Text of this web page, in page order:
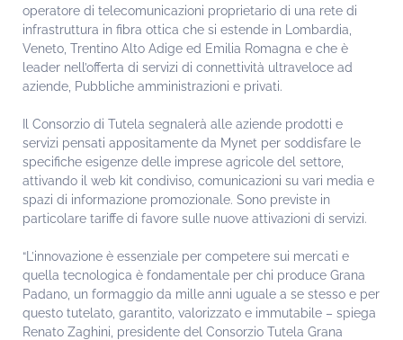
operatore di telecomunicazioni proprietario di una rete di
infrastruttura in fibra ottica che si estende in Lombardia,
Veneto, Trentino Alto Adige ed Emilia Romagna e che è
leader nell’offerta di servizi di connettività ultraveloce ad
aziende, Pubbliche amministrazioni e privati.
Il Consorzio di Tutela segnalerà alle aziende prodotti e
servizi pensati appositamente da Mynet per soddisfare le
specifiche esigenze delle imprese agricole del settore,
attivando il web kit condiviso, comunicazioni su vari media e
spazi di informazione promozionale. Sono previste in
particolare tariffe di favore sulle nuove attivazioni di servizi.
“L’innovazione è essenziale per competere sui mercati e
quella tecnologica è fondamentale per chi produce Grana
Padano, un formaggio da mille anni uguale a se stesso e per
questo tutelato, garantito, valorizzato e immutabile – spiega
Renato Zaghini, presidente del Consorzio Tutela Grana